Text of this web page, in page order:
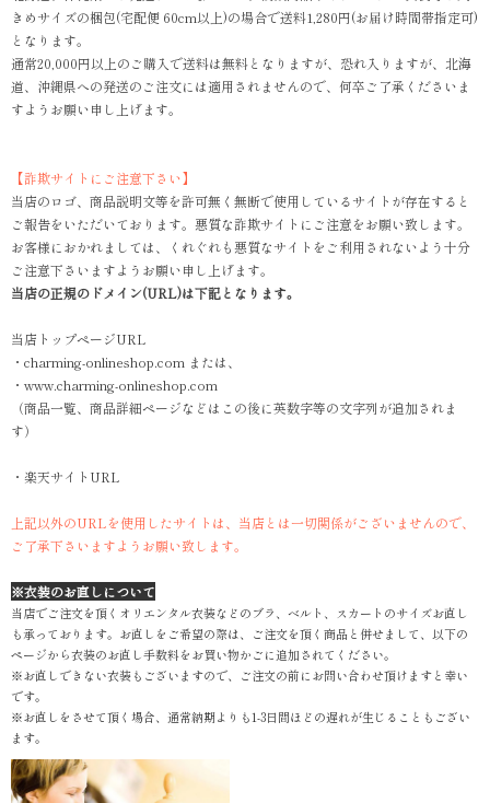
きめサイズの梱包(宅配便 60cm以上)の場合で送料1,280円(お届け時間帯指定可)
となります。
通常20,000円以上のご購入で送料は無料となりますが、恐れ入りますが、北海
道、沖縄県への発送のご注文には適用されませんので、何卒ご了承くださいま
すようお願い申し上げます。
【詐欺サイトにご注意下さい】
当店のロゴ、商品説明文等を許可無く無断で使用しているサイトが存在すると
ご報告をいただいております。悪質な詐欺サイトにご注意をお願い致します。
お客様におかれましては、くれぐれも悪質なサイトをご利用されないよう十分
ご注意下さいますようお願い申し上げます。
当店の正規のドメイン(URL)は下記となります。
当店トップページURL
・charming-onlineshop.com または、
・www.charming-onlineshop.com
（商品一覧、商品詳細ページなどはこの後に英数字等の文字列が追加されま
す）
・楽天サイトURL
上記以外のURLを使用したサイトは、当店とは一切関係がございませんので、
ご了承下さいますようお願い致します。
※衣装のお直しについて
当店でご注文を頂くオリエンタル衣装などのブラ、ベルト、スカートのサイズお直し
も承っております。お直しをご希望の際は、ご注文を頂く商品と併せまして、以下の
ページから衣装のお直し手数料をお買い物かごに追加されてください。
※お直しできない衣装もございますので、ご注文の前にお問い合わせ頂けますと幸い
です。
※お直しをさせて頂く場合、通常納期よりも1-3日間ほどの遅れが生じることもござい
ます。